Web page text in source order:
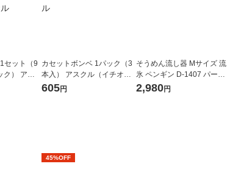
セット（9
ク） アス
オリジナ
カセットボンベ 1パック（3
本入） アスクル（イチオ
シ） オリジナル
605円
そうめん流し器 Mサイズ 流
氷 ペンギン D-1407 パール
金属
2,980円
45%OFF